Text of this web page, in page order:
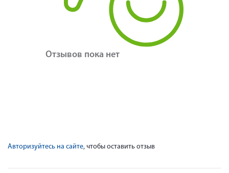
Отзывов пока нет
Авторизуйтесь на сайте, чтобы оставить отзыв